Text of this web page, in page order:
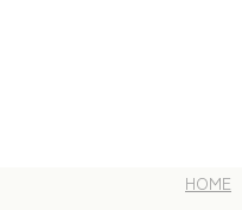
HOME